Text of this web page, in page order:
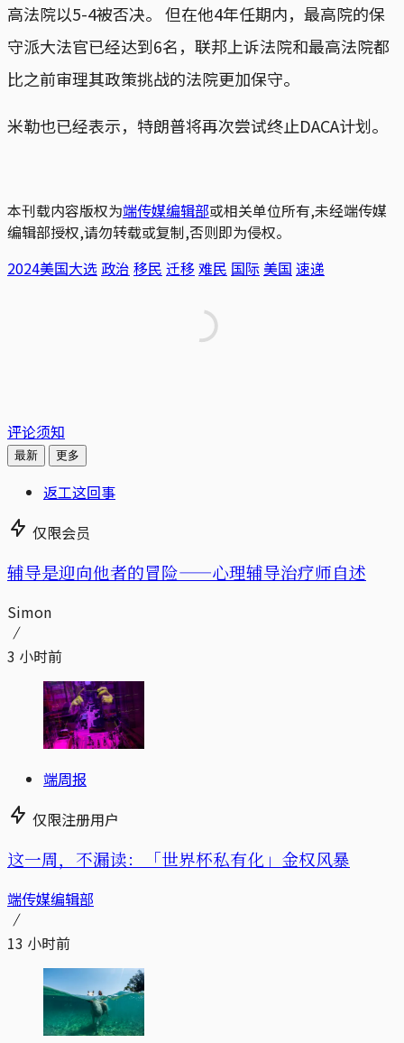
高法院以5-4被否决。 但在他4年任期内，最高院的保
守派大法官已经达到6名，联邦上诉法院和最高法院都
比之前审理其政策挑战的法院更加保守。
米勒也已经表示，特朗普将再次尝试终止DACA计划。
本刊载内容版权为端传媒编辑部或相关单位所有,未经端传媒
编辑部授权,请勿转载或复制,否则即为侵权。
2024美国大选 政治 移民 迁移难民 国际 美国 速递
评论须知
最新 更多
返工这回事
仅限会员
辅导是迎向他者的冒险——心理辅导治疗师自述
Simon
3 小时前
端周报
仅限注册用户
这一周，不漏读：「世界杯私有化」金权风暴
端传媒编辑部
13 小时前